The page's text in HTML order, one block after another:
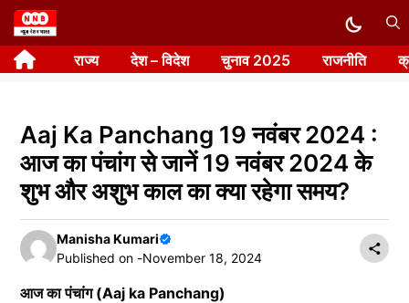
Skip
to
content राज्य देश – विदेश चुनाव 2025 राजनीति
Aaj Ka Panchang 19 नवंबर 2024 :
आज का पंचांग से जानें 19 नवंबर 2024 के
शुभ और अशुभ काल का क्या रहेगा समय?
Manisha Kumari
Published on -November 18, 2024
आज का पंचांग (Aaj ka Panchang)